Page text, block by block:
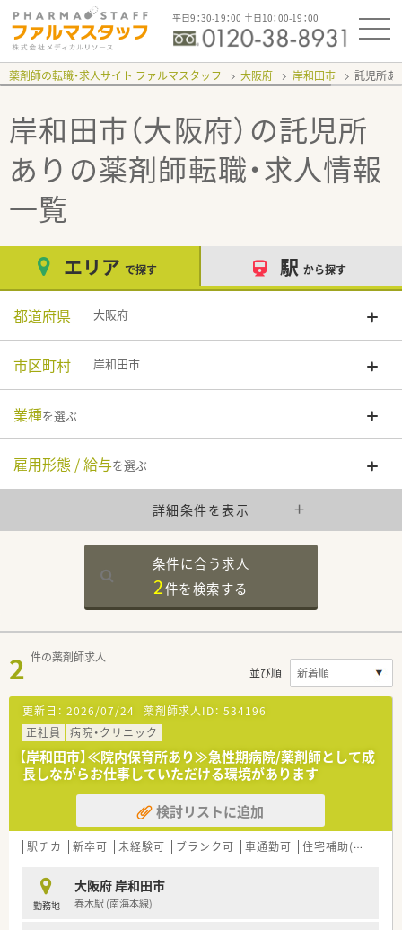
平日9：30-19：00 土日10：00-19：00
薬剤師の転職・求人サイト ファルマスタッフ 大阪府 岸和田市 託児所
岸和田市（大阪府）の託児所
あり の薬剤師転職・求人情報
一覧
エリア で探す 駅 から探す
都道府県 大阪府
市区町村 岸和田市
業種を選ぶ
雇用形態 / 給与を選ぶ
詳細条件を表示
条件に合う求人
2件を検索する
2 件の薬剤師求人
並び順
更新日： 2026/07/24 薬剤師求人ID： 534196
正社員
病院・クリニック
【岸和田市】≪院内保育所あり≫急性期病院/薬剤師として成
長しながらお仕事していただける環境があります
検討リストに追加
駅チカ 新卒可 未経験可 ブランク可 車通勤可 住宅補助(手当)あり
勤務地
大阪府 岸和田市
春木駅 (南海本線)